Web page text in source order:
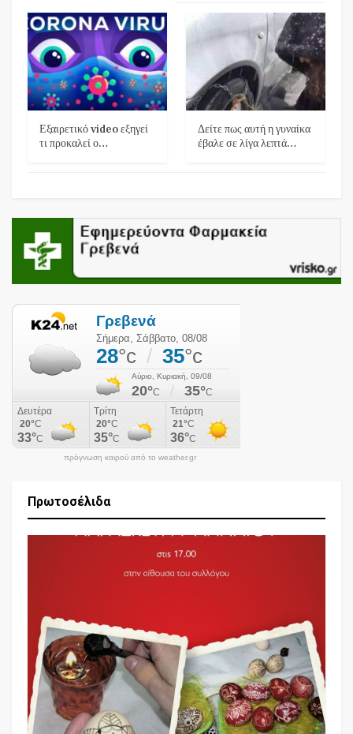
Εξαιρετικό video εξηγεί
τι προκαλεί ο…
Δείτε πως αυτή η γυναίκα
έβαλε σε λίγα λεπτά…
πρόγνωση καιρού από το weather.gr
Πρωτοσέλιδα